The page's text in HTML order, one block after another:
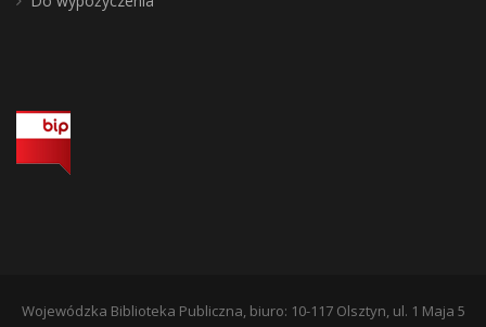
Wojewódzka Biblioteka Publiczna, biuro: 10-117 Olsztyn, ul. 1 Maja 5